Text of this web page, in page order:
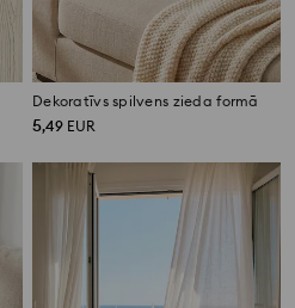
Dekoratīvs spilvens zieda formā
5,49 EUR